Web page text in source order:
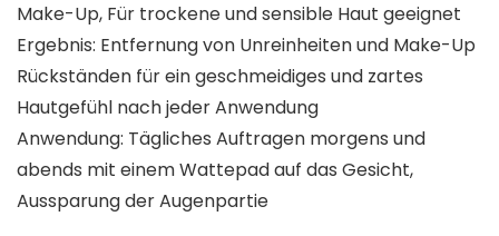
Make-Up, Für trockene und sensible Haut geeignet
Ergebnis: Entfernung von Unreinheiten und Make-Up
Rückständen für ein geschmeidiges und zartes
Hautgefühl nach jeder Anwendung
Anwendung: Tägliches Auftragen morgens und
abends mit einem Wattepad auf das Gesicht,
Aussparung der Augenpartie